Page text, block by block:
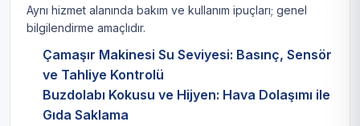
Aynı hizmet alanında bakım ve kullanım ipuçları; genel
bilgilendirme amaçlıdır.
Çamaşır Makinesi Su Seviyesi: Basınç, Sensör
ve Tahliye Kontrolü
Buzdolabı Kokusu ve Hijyen: Hava Dolaşımı ile
Gıda Saklama